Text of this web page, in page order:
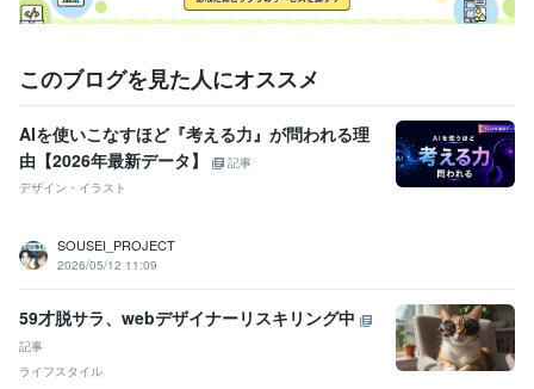
このブログを見た人にオススメ
AIを使いこなすほど『考える力』が問われる理
由【2026年最新データ】
記事
デザイン・イラスト
SOUSEI_PROJECT
2026/05/12 11:09
59才脱サラ、webデザイナーリスキリング中
記事
ライフスタイル